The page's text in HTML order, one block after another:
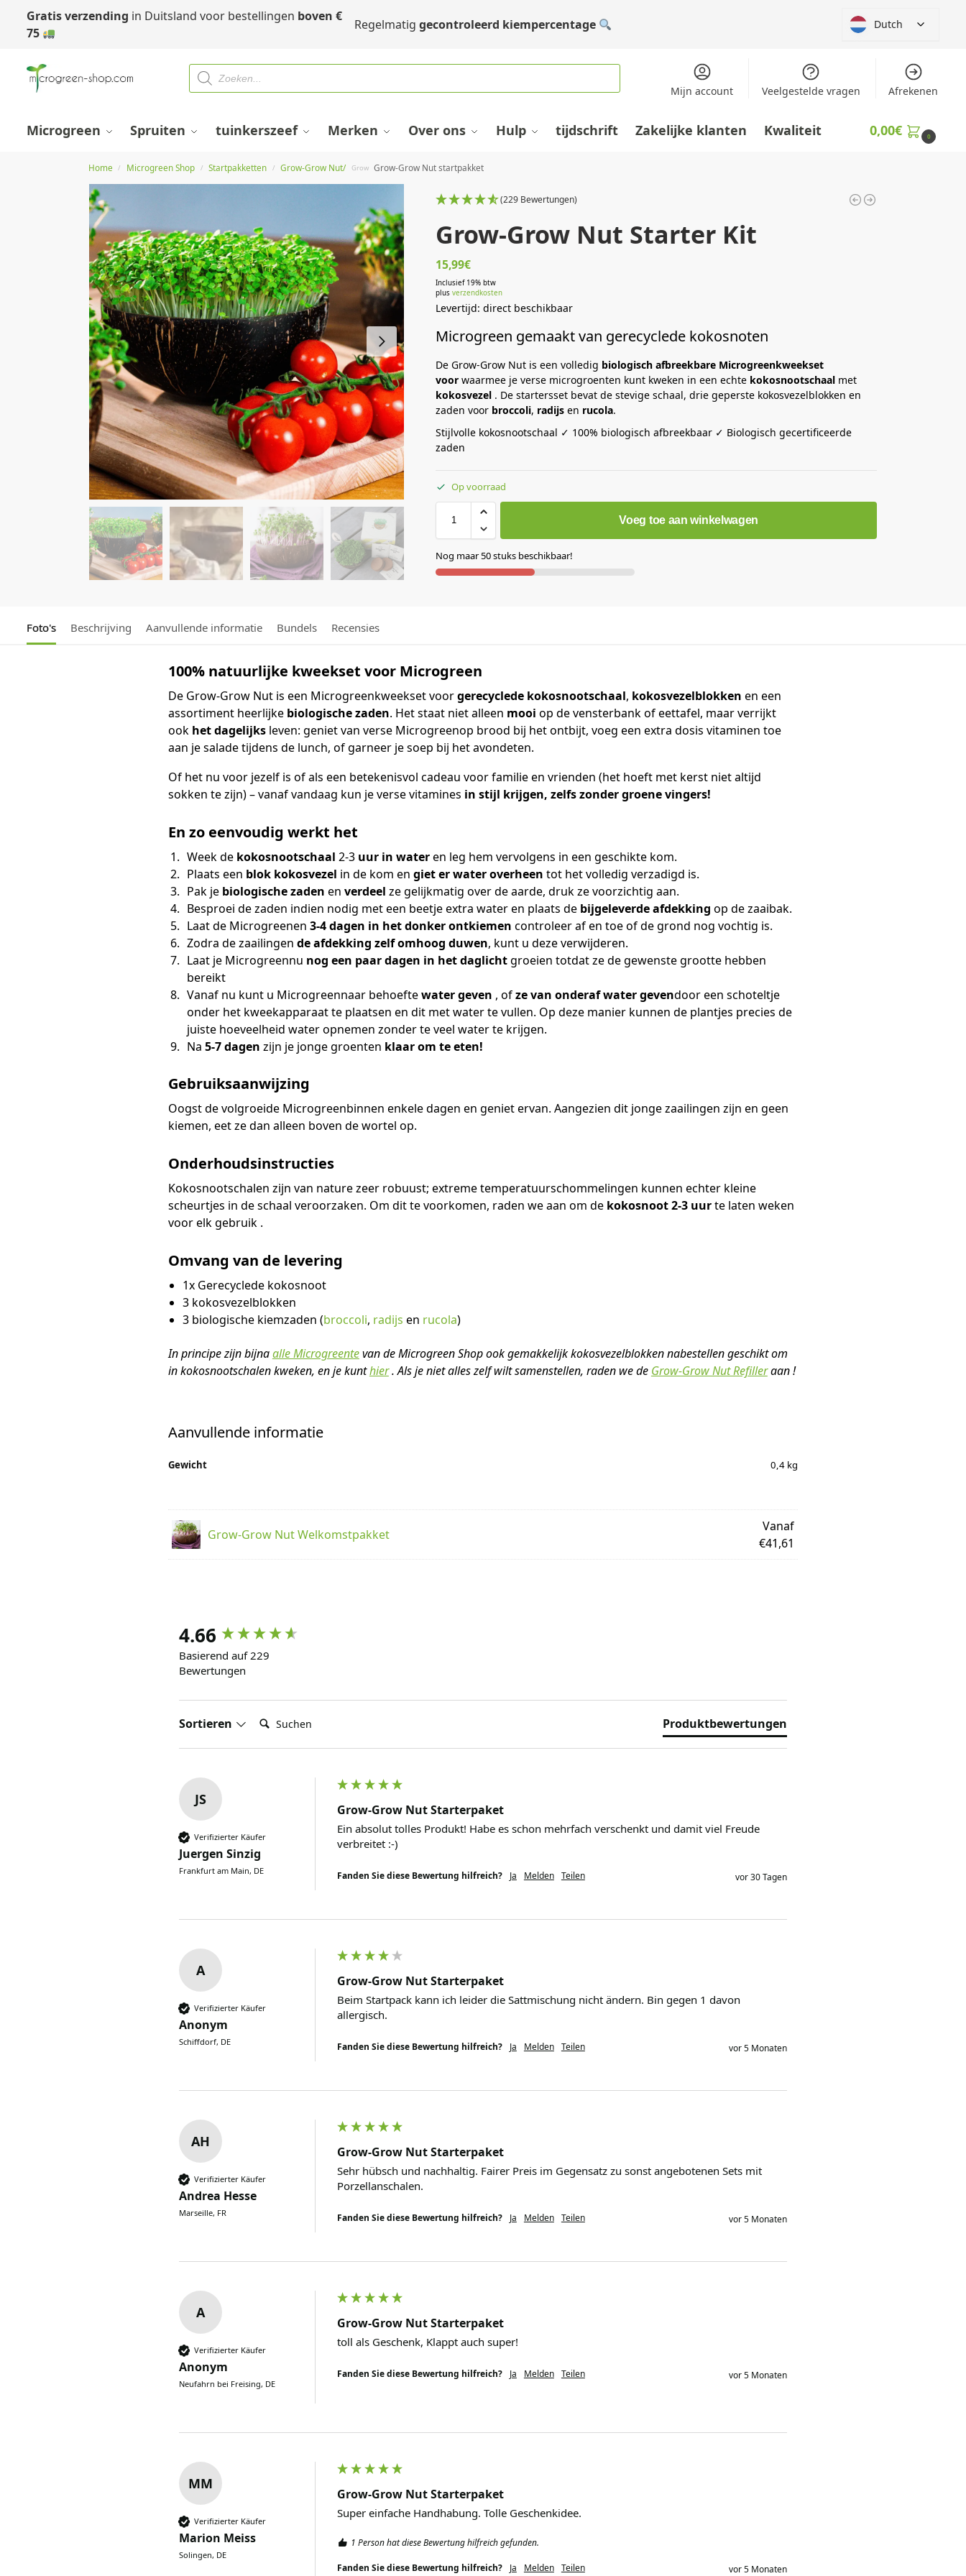
Gratis verzending in Duitsland voor bestellingen boven €
75
Regelmatig gecontroleerd kiempercentage Dutch
Mijn account Veelgestelde vragen Afrekenen
Microgreen Spruiten tuinkerszeef Merken Over ons Hulp tijdschrift Zakelijke klanten Kwaliteit 0,00€ 0
Home / Microgreen Shop / Startpakketten / Grow-Grow Nut/ Grow Grow-Grow Nut startpakket
(229 Bewertungen)
Grow-Grow Nut Starter Kit
15,99€
Inclusief 19% btw
plusverzendkosten
Levertijd: direct beschikbaar
Microgreen gemaakt van gerecyclede kokosnoten
De Grow-Grow Nut is een volledig biologisch afbreekbare Microgreenkweekset
voorwaarmee je verse microgroenten kunt kweken in een echte kokosnootschaal met
kokosvezel . De startersset bevat de stevige schaal, drie geperste kokosvezelblokken en
zaden voor broccoli, radijs en rucola.
Stijlvolle kokosnootschaal ✓ 100% biologisch afbreekbaar ✓ Biologisch gecertificeerde
zaden
Op voorraad
Voeg toe aan winkelwagen
Nog maar 50 stuks beschikbaar!
Foto's Beschrijving Aanvullende informatie Bundels Recensies
100% natuurlijke kweekset voor Microgreen
De Grow-Grow Nut is een Microgreenkweekset voorgerecyclede kokosnootschaal, kokosvezelblokken en een
assortiment heerlijke biologische zaden. Het staat niet alleen mooi op de vensterbank of eettafel, maar verrijkt
ook het dagelijksleven: geniet van verse Microgreenop brood bij het ontbijt, voeg een extra dosis vitaminen toe
aan je salade tijdens de lunch, of garneer je soep bij het avondeten.
Of het nu voor jezelf is of als een betekenisvol cadeau voor familie en vrienden (het hoeft met kerst niet altijd
sokken te zijn) – vanaf vandaag kun je verse vitamines in stijl krijgen, zelfs zonder groene vingers!
En zo eenvoudig werkt het
Week de kokosnootschaal 2-3 uur in wateren leg hem vervolgens in een geschikte kom.
Plaats een blok kokosvezel in de kom en gieter water overheen tot het volledig verzadigd is.
Pak je biologische zaden en verdeel ze gelijkmatig over de aarde, druk ze voorzichtig aan.
Besproei de zaden indien nodig met een beetje extra water en plaats de bijgeleverde afdekking op de zaaibak.
Laat de Microgreenen 3-4 dagen in het donker ontkiemen controleer af en toe of de grond nog vochtig is.
Zodra de zaailingen de afdekking zelf omhoog duwen, kunt u deze verwijderen.
Laat je Microgreennu nog een paar dagen in het daglichtgroeien totdat ze de gewenste grootte hebben
bereikt
Vanaf nu kunt u Microgreennaar behoeftewater geven , ofze van onderaf water gevendoor een schoteltje
onder het kweekapparaat te plaatsen en dit met water te vullen. Op deze manier kunnen de plantjes precies de
juiste hoeveelheid water opnemen zonder te veel water te krijgen.
Na 5-7 dagen zijn je jonge groenten klaar om te eten!
Gebruiksaanwijzing
Oogst de volgroeide Microgreenbinnen enkele dagen en geniet ervan. Aangezien dit jonge zaailingen zijn en geen
kiemen, eet ze dan alleen boven de wortel op.
Onderhoudsinstructies
Kokosnootschalen zijn van nature zeer robuust; extreme temperatuurschommelingen kunnen echter kleine
scheurtjes in de schaal veroorzaken. Om dit te voorkomen, raden we aan om de kokosnoot2-3 uurte laten weken
voor elk gebruik .
Omvang van de levering
1x Gerecyclede kokosnoot
3 kokosvezelblokken
3 biologische kiemzaden (broccoli, radijs en rucola)
In principe zijn bijnaalle Microgreentevan de Microgreen Shop ook gemakkelijk kokosvezelblokken nabestellen geschikt om
in kokosnootschalen kweken, en je kunthier. Als je niet alles zelf wilt samenstellen, raden we de Grow-Grow Nut Refilleraan !
Aanvullende informatie
Gewicht 0,4 kg
Grow-Grow Nut Welkomstpakket
Vanaf
€41,61
4.66
Basierend auf 229
Bewertungen
Sortieren Suchen: Produktbewertungen
JS
Verifizierter Käufer
Juergen Sinzig
Frankfurt am Main, DE
Grow-Grow Nut Starterpaket
Ein absolut tolles Produkt! Habe es schon mehrfach verschenkt und damit viel Freude
verbreitet :-)
Fanden Sie diese Bewertung hilfreich? Ja Melden Teilen vor 30 Tagen
A
Verifizierter Käufer
Anonym
Schiffdorf, DE
Grow-Grow Nut Starterpaket
Beim Startpack kann ich leider die Sattmischung nicht ändern. Bin gegen 1 davon
allergisch.
Fanden Sie diese Bewertung hilfreich? Ja Melden Teilen vor 5 Monaten
AH
Verifizierter Käufer
Andrea Hesse
Marseille, FR
Grow-Grow Nut Starterpaket
Sehr hübsch und nachhaltig. Fairer Preis im Gegensatz zu sonst angebotenen Sets mit
Porzellanschalen.
Fanden Sie diese Bewertung hilfreich? Ja Melden Teilen vor 5 Monaten
A
Verifizierter Käufer
Anonym
Neufahrn bei Freising, DE
Grow-Grow Nut Starterpaket
toll als Geschenk, Klappt auch super!
Fanden Sie diese Bewertung hilfreich? Ja Melden Teilen vor 5 Monaten
MM
Verifizierter Käufer
Marion Meiss
Solingen, DE
Grow-Grow Nut Starterpaket
1 Person hat diese Bewertung hilfreich gefunden.
Fanden Sie diese Bewertung hilfreich? Ja Melden Teilen vor 5 Monaten